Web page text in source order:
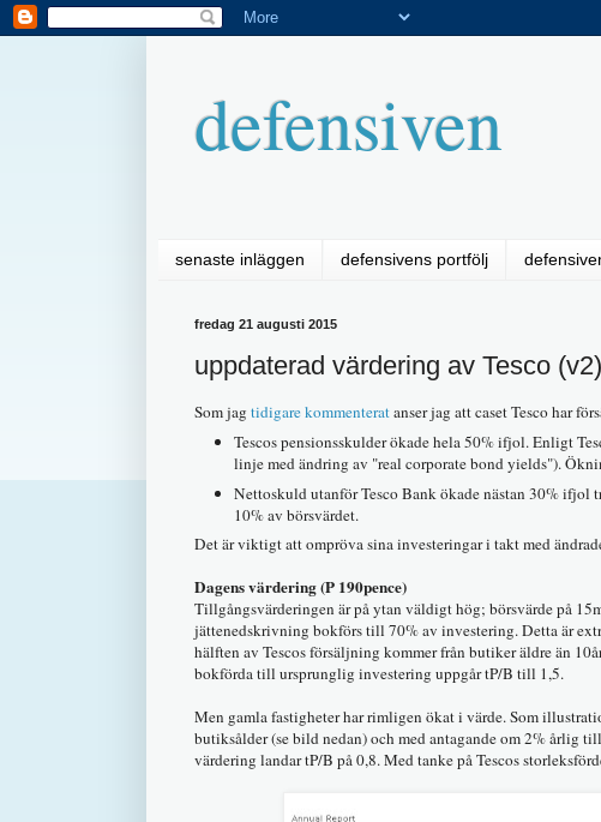
defensiven
senaste inläggen defensivens portfölj
fredag 21 augusti 2015
uppdaterad värdering av Tesco (v2)
Som jag tidigare kommenteratanser jag att caset Tesco har
Tescos pensionsskulder ökade hela 50% ifjol. Enligt
linje med ändring av "real corporate bond yields").
Nettoskuld utanför Tesco Bank ökade nästan 30% ifjol
10% av börsvärdet.
Det är viktigt att ompröva sina investeringar i takt med
Dagens värdering (P 190pence)
Tillgångsvärderingen är på ytan väldigt hög; börsvärde på
jättenedskrivning bokförs till 70% av investering. Detta är
hälften av Tescos försäljning kommer från butiker äldre än
bokförda till ursprunglig investering uppgår tP/B till 1,5.
Men gamla fastigheter har rimligen ökat i värde. Som
butiksålder (se bild nedan) och med antagande om 2% årlig
värdering landar tP/B på 0,8. Med tanke på Tescos